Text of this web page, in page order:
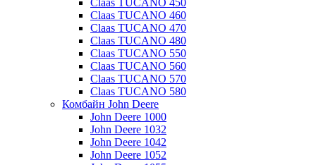
Claas TUCANO 450
Claas TUCANO 460
Claas TUCANO 470
Claas TUCANO 480
Claas TUCANO 550
Claas TUCANO 560
Claas TUCANO 570
Claas TUCANO 580
Комбайн John Deere
John Deere 1000
John Deere 1032
John Deere 1042
John Deere 1052